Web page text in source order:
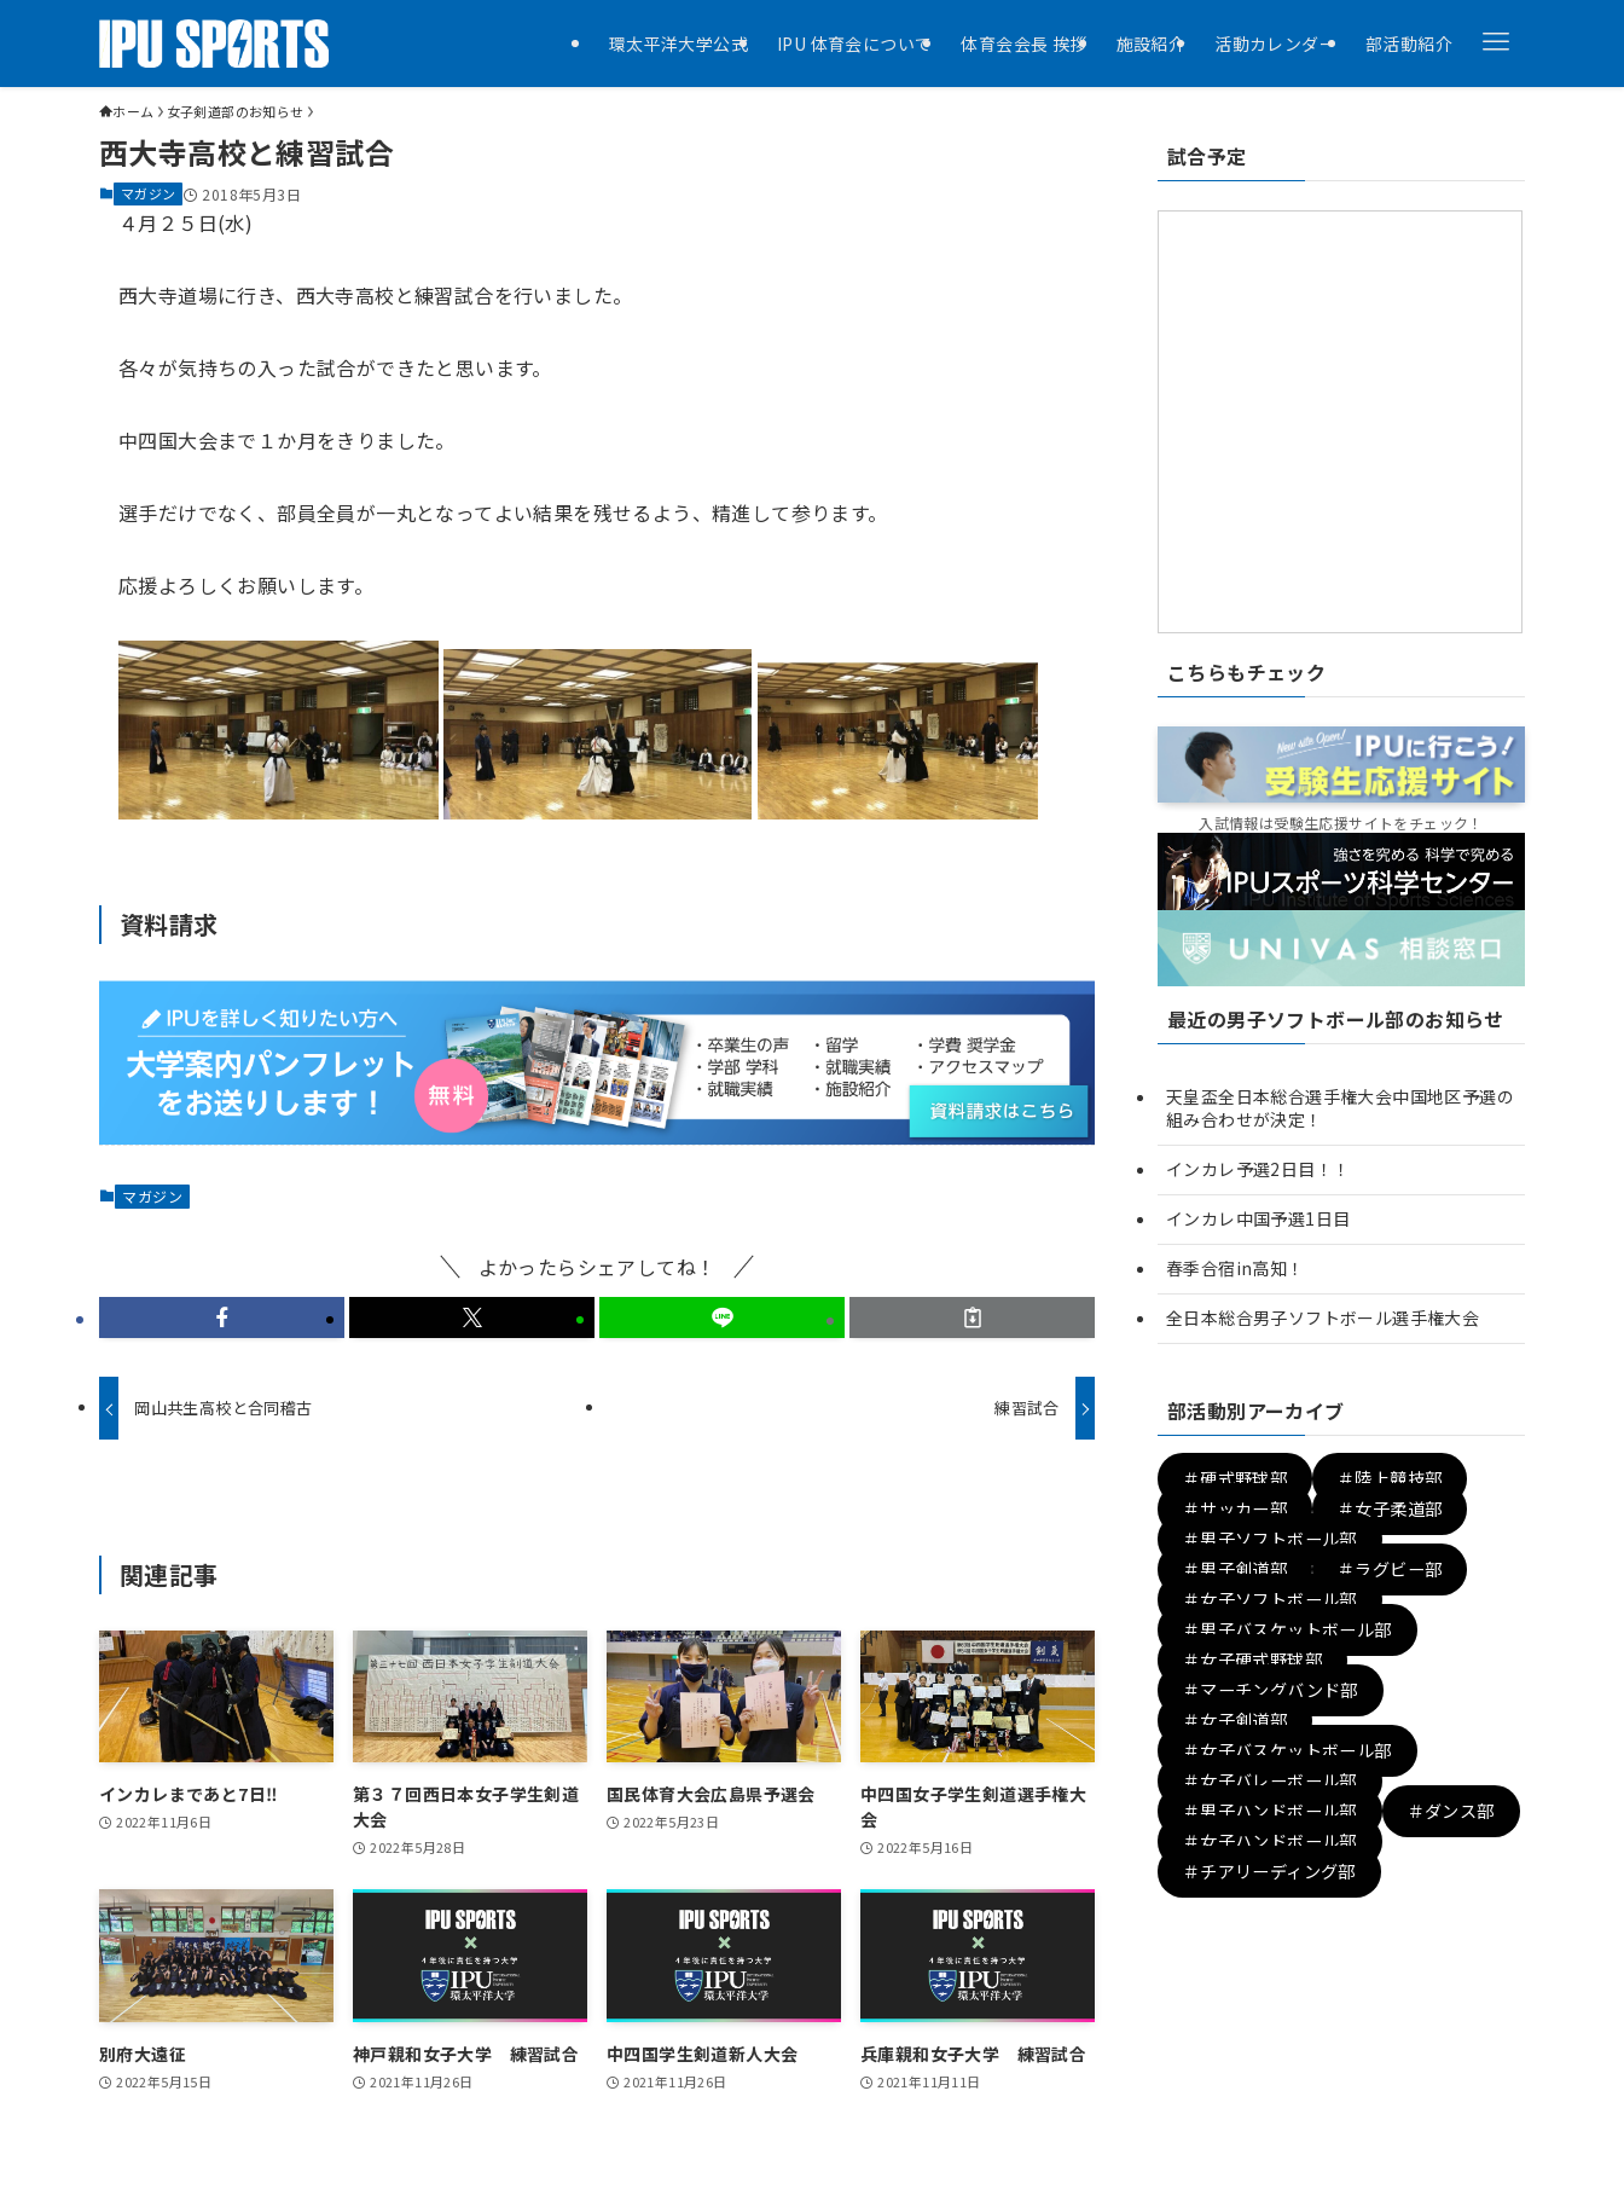
環太平洋大学公式 IPU 体育会について 体育会会長 挨拶 施設紹介 活動カレンダー 部活動紹介
ホーム 女子剣道部のお知らせ
西大寺高校と練習試合
マガジン 2018年5月3日
４月２５日(水)
西大寺道場に行き、西大寺高校と練習試合を行いました。
各々が気持ちの入った試合ができたと思います。
中四国大会まで１か月をきりました。
選手だけでなく、部員全員が一丸となってよい結果を残せるよう、精進して参ります。
応援よろしくお願いします。
資料請求
マガジン
よかったらシェアしてね！
岡山共生高校と合同稽古 練習試合
関連記事
インカレまであと7日‼
2022年11月6日
第３７回西日本女子学生剣道
大会
2022年5月28日
国民体育大会広島県予選会
2022年5月23日
中四国女子学生剣道選手権大
会
2022年5月16日
別府大遠征
2022年5月15日
神戸親和女子大学 練習試合
2021年11月26日
中四国学生剣道新人大会
2021年11月26日
兵庫親和女子大学 練習試合
2021年11月11日
試合予定
こちらもチェック
入試情報は受験生応援サイトをチェック！
最近の男子ソフトボール部のお知らせ
天皇盃全日本総合選手権大会中国地区予選の
組み合わせが決定！
インカレ予選2日目！！
インカレ中国予選1日目
春季合宿in高知！
全日本総合男子ソフトボール選手権大会
部活動別アーカイブ
＃硬式野球部
＃陸上競技部
＃サッカー部
＃女子柔道部
＃男子ソフトボール部
＃男子剣道部
＃ラグビー部
＃女子ソフトボール部
＃男子バスケットボール部
＃女子硬式野球部
＃マーチングバンド部
＃女子剣道部
＃女子バスケットボール部
＃女子バレーボール部
＃男子ハンドボール部
＃ダンス部
＃女子ハンドボール部
＃チアリーディング部